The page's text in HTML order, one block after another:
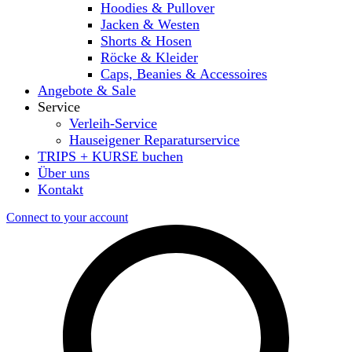
Hoodies & Pullover
Jacken & Westen
Shorts & Hosen
Röcke & Kleider
Caps, Beanies & Accessoires
Angebote & Sale
Service
Verleih-Service
Hauseigener Reparaturservice
TRIPS + KURSE buchen
Über uns
Kontakt
Connect to your account